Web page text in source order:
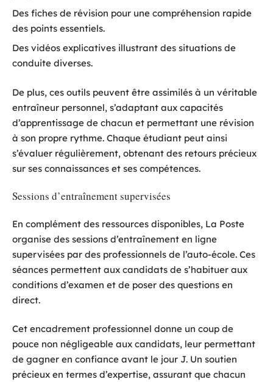
Des fiches de révision pour une compréhension rapide
des points essentiels.
Des vidéos explicatives illustrant des situations de
conduite diverses.
De plus, ces outils peuvent être assimilés à un véritable
entraîneur personnel, s’adaptant aux capacités
d’apprentissage de chacun et permettant une révision
à son propre rythme. Chaque étudiant peut ainsi
s’évaluer régulièrement, obtenant des retours précieux
sur ses connaissances et ses compétences.
Sessions d’entraînement supervisées
En complément des ressources disponibles, La Poste
organise des sessions d’entraînement en ligne
supervisées par des professionnels de l’auto-école. Ces
séances permettent aux candidats de s’habituer aux
conditions d’examen et de poser des questions en
direct.
Cet encadrement professionnel donne un coup de
pouce non négligeable aux candidats, leur permettant
de gagner en confiance avant le jour J. Un soutien
précieux en termes d’expertise, assurant que chacun